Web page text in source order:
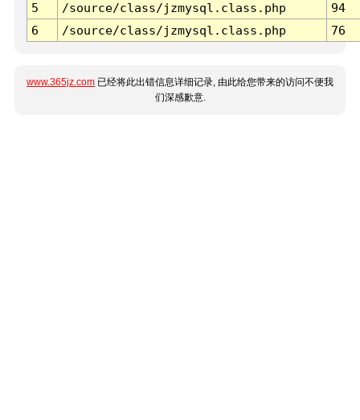
5
/source/class/jzmysql.class.php
94
6
/source/class/jzmysql.class.php 76
www.365jz.com 已经将此出错信息详细记录, 由此给您带来的访问不便我
们深感歉意.